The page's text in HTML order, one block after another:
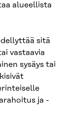
alueellista
sitä
vastaavia
sysäys tai
ja -